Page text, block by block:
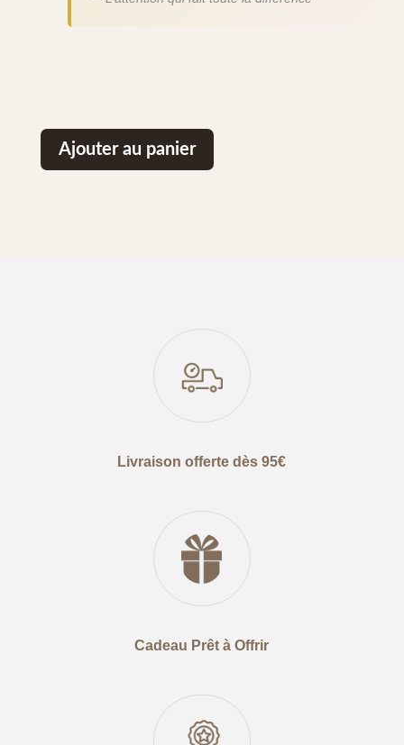
Ajouter au panier
Livraison offerte dès 95€
Cadeau Prêt à Offrir